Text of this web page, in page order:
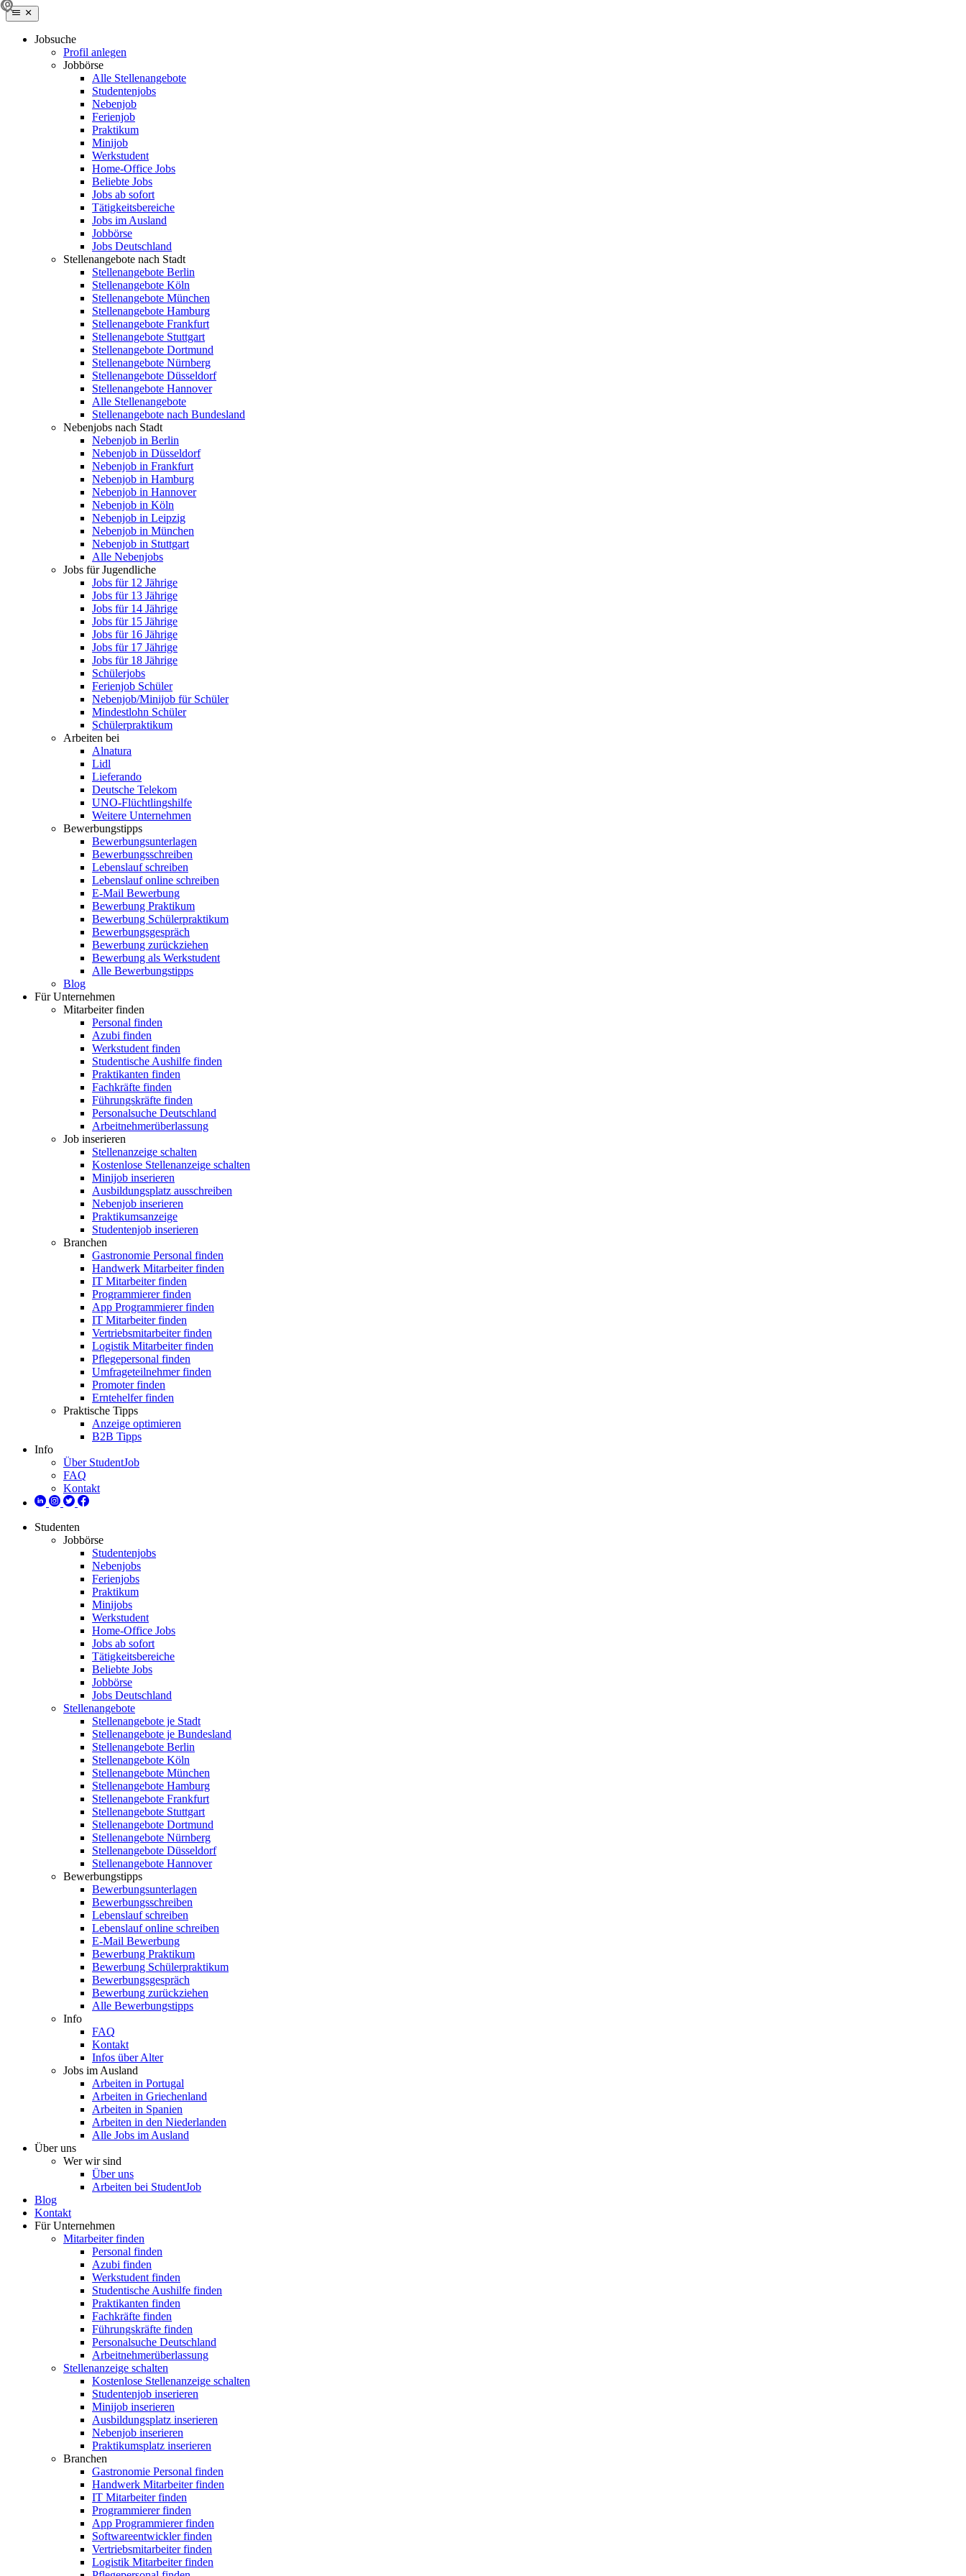
Jobsuche
Profil anlegen
Jobbörse
Alle Stellenangebote
Studentenjobs
Nebenjob
Ferienjob
Praktikum
Minijob
Werkstudent
Home-Office Jobs
Beliebte Jobs
Jobs ab sofort
Tätigkeitsbereiche
Jobs im Ausland
Jobbörse
Jobs Deutschland
Stellenangebote nach Stadt
Stellenangebote Berlin
Stellenangebote Köln
Stellenangebote München
Stellenangebote Hamburg
Stellenangebote Frankfurt
Stellenangebote Stuttgart
Stellenangebote Dortmund
Stellenangebote Nürnberg
Stellenangebote Düsseldorf
Stellenangebote Hannover
Alle Stellenangebote
Stellenangebote nach Bundesland
Nebenjobs nach Stadt
Nebenjob in Berlin
Nebenjob in Düsseldorf
Nebenjob in Frankfurt
Nebenjob in Hamburg
Nebenjob in Hannover
Nebenjob in Köln
Nebenjob in Leipzig
Nebenjob in München
Nebenjob in Stuttgart
Alle Nebenjobs
Jobs für Jugendliche
Jobs für 12 Jährige
Jobs für 13 Jährige
Jobs für 14 Jährige
Jobs für 15 Jährige
Jobs für 16 Jährige
Jobs für 17 Jährige
Jobs für 18 Jährige
Schülerjobs
Ferienjob Schüler
Nebenjob/Minijob für Schüler
Mindestlohn Schüler
Schülerpraktikum
Arbeiten bei
Alnatura
Lidl
Lieferando
Deutsche Telekom
UNO-Flüchtlingshilfe
Weitere Unternehmen
Bewerbungstipps
Bewerbungsunterlagen
Bewerbungsschreiben
Lebenslauf schreiben
Lebenslauf online schreiben
E-Mail Bewerbung
Bewerbung Praktikum
Bewerbung Schülerpraktikum
Bewerbungsgespräch
Bewerbung zurückziehen
Bewerbung als Werkstudent
Alle Bewerbungstipps
Blog
Für Unternehmen
Mitarbeiter finden
Personal finden
Azubi finden
Werkstudent finden
Studentische Aushilfe finden
Praktikanten finden
Fachkräfte finden
Führungskräfte finden
Personalsuche Deutschland
Arbeitnehmerüberlassung
Job inserieren
Stellenanzeige schalten
Kostenlose Stellenanzeige schalten
Minijob inserieren
Ausbildungsplatz ausschreiben
Nebenjob inserieren
Praktikumsanzeige
Studentenjob inserieren
Branchen
Gastronomie Personal finden
Handwerk Mitarbeiter finden
IT Mitarbeiter finden
Programmierer finden
App Programmierer finden
IT Mitarbeiter finden
Vertriebsmitarbeiter finden
Logistik Mitarbeiter finden
Pflegepersonal finden
Umfrageteilnehmer finden
Promoter finden
Erntehelfer finden
Praktische Tipps
Anzeige optimieren
B2B Tipps
Info
Über StudentJob
FAQ
Kontakt
Studenten
Jobbörse
Studentenjobs
Nebenjobs
Ferienjobs
Praktikum
Minijobs
Werkstudent
Home-Office Jobs
Jobs ab sofort
Tätigkeitsbereiche
Beliebte Jobs
Jobbörse
Jobs Deutschland
Stellenangebote
Stellenangebote je Stadt
Stellenangebote je Bundesland
Stellenangebote Berlin
Stellenangebote Köln
Stellenangebote München
Stellenangebote Hamburg
Stellenangebote Frankfurt
Stellenangebote Stuttgart
Stellenangebote Dortmund
Stellenangebote Nürnberg
Stellenangebote Düsseldorf
Stellenangebote Hannover
Bewerbungstipps
Bewerbungsunterlagen
Bewerbungsschreiben
Lebenslauf schreiben
Lebenslauf online schreiben
E-Mail Bewerbung
Bewerbung Praktikum
Bewerbung Schülerpraktikum
Bewerbungsgespräch
Bewerbung zurückziehen
Alle Bewerbungstipps
Info
FAQ
Kontakt
Infos über Alter
Jobs im Ausland
Arbeiten in Portugal
Arbeiten in Griechenland
Arbeiten in Spanien
Arbeiten in den Niederlanden
Alle Jobs im Ausland
Über uns
Wer wir sind
Über uns
Arbeiten bei StudentJob
Blog
Kontakt
Für Unternehmen
Mitarbeiter finden
Personal finden
Azubi finden
Werkstudent finden
Studentische Aushilfe finden
Praktikanten finden
Fachkräfte finden
Führungskräfte finden
Personalsuche Deutschland
Arbeitnehmerüberlassung
Stellenanzeige schalten
Kostenlose Stellenanzeige schalten
Studentenjob inserieren
Minijob inserieren
Ausbildungsplatz inserieren
Nebenjob inserieren
Praktikumsplatz inserieren
Branchen
Gastronomie Personal finden
Handwerk Mitarbeiter finden
IT Mitarbeiter finden
Programmierer finden
App Programmierer finden
Softwareentwickler finden
Vertriebsmitarbeiter finden
Logistik Mitarbeiter finden